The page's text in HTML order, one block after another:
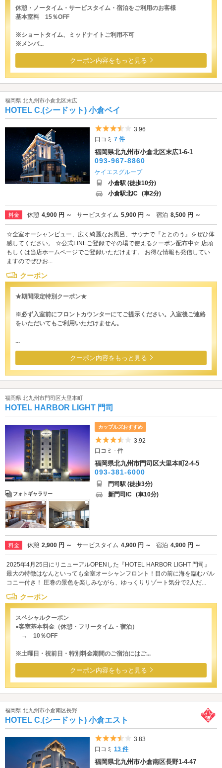
休憩・ノータイム・サービスタイム・宿泊をご利用のお客様
基本室料 15％OFF
※ショートタイム、ミッドナイトご利用不可
※メンバ...
クーポン内容をもっと見る
福岡県 北九州市小倉北区末広
HOTEL C.(シードット) 小倉ベイ
5つ星のうち3.5
3.96
口コミ7 件
福岡県北九州市小倉北区末広1-6-1
093-967-8860
ケイエスグループ
小倉駅 (徒歩10分)
小倉駅北IC (車2分)
料金 休憩 4,900 円 ～ サービスタイム 5,900 円 ～ 宿泊 8,500 円 ～
☆全室オーシャンビュー、広く綺麗なお風呂、サウナで『ととのう』をぜひ体
感してください。 ☆公式LINEご登録でその場で使えるクーポン配布中☆ 店頭
もしくは当店ホームページでご登録いただけます。 お得な情報も発信してい
ますのでぜひお...
クーポン
★期間限定特別クーポン★
※必ず入室前にフロントカウンターにてご提示ください。入室後ご連絡
をいただいてもご利用いただけません。
...
クーポン内容をもっと見る
福岡県 北九州市門司区大里本町
HOTEL HARBOR LIGHT 門司
フォトギャラリー
カップルズおすすめ
5つ星のうち3.5
3.92
口コミ - 件
福岡県北九州市門司区大里本町2-4-5
093-381-6000
門司駅 (徒歩3分)
新門司IC (車10分)
料金 休憩 2,900 円 ～ サービスタイム 4,900 円 ～ 宿泊 4,900 円 ～
2025年4月25日にリニューアルOPENした『HOTEL HARBOR LIGHT 門司』
最大の特徴はなんといっても全室オーシャンフロント！目の前に海を臨むバル
コニー付き！ 圧巻の景色を楽しみながら、ゆっくりリゾート気分で2人だ...
クーポン
スペシャルクーポン
●客室基本料金（休憩・フリータイム・宿泊）
→ 10％OFF
※土曜日・祝前日・特別料金期間のご宿泊にはご...
クーポン内容をもっと見る
福岡県 北九州市小倉南区長野
HOTEL C.(シードット) 小倉エスト
5つ星のうち3.5
3.83
口コミ13 件
福岡県北九州市小倉南区長野1-4-47